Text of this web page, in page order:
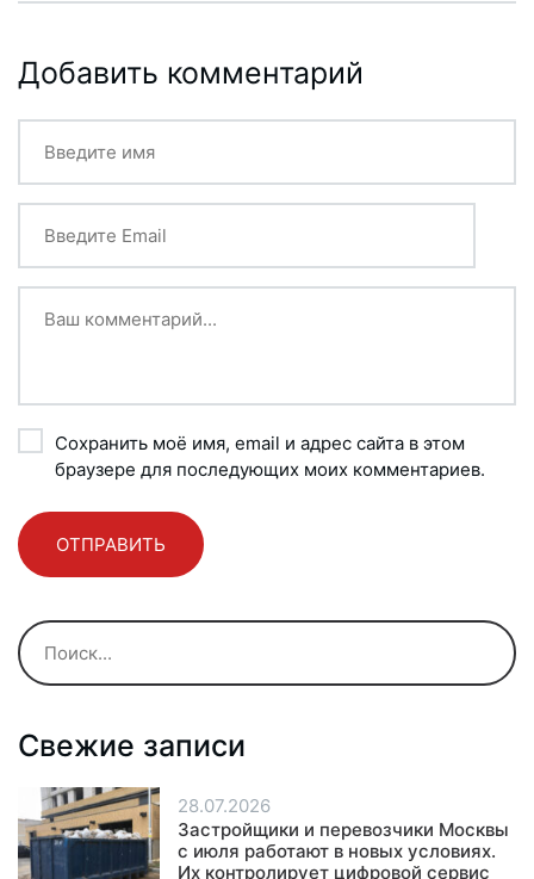
Добавить комментарий
Сохранить моё имя, email и адрес сайта в этом
браузере для последующих моих комментариев.
Свежие записи
28.07.2026
Застройщики и перевозчики Москвы
с июля работают в новых условиях.
Их контролирует цифровой сервис